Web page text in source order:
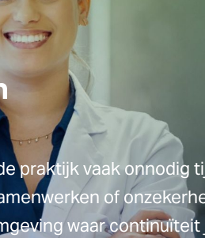
praktijk vaak onnodig
of
waar continuïteit